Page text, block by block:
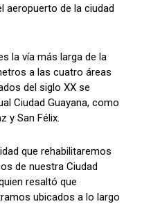
aeropuerto de la ciudad
la vía más larga de la
a las cuatro áreas
del siglo XX se
Ciudad Guayana, como
y San Félix.
que rehabilitaremos
de nuestra Ciudad
resaltó que
ubicados a lo largo